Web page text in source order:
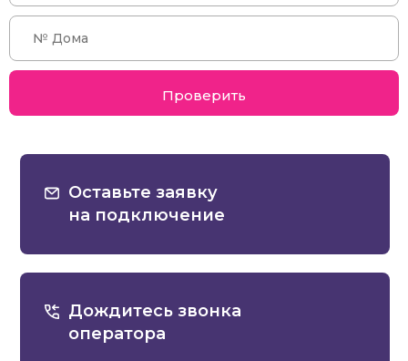
Проверить
Оставьте заявку
на подключение
Дождитесь звонка
оператора